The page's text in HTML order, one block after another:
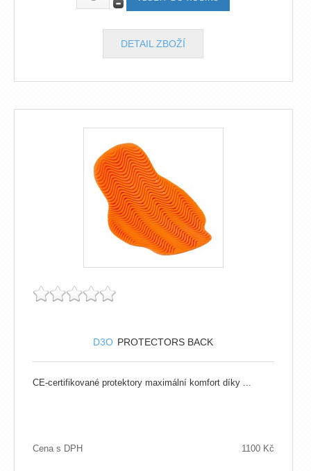
DETAIL ZBOŽÍ
D3O PROTECTORS BACK
CE-certifikované protektory maximální komfort díky ...
Cena s DPH 1100 Kč